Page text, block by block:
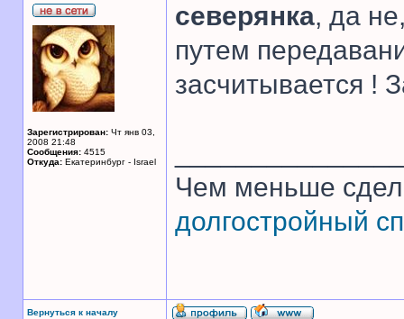
Зарегистрирован: Чт янв 03,
2008 21:48
Сообщения: 4515
Откуда: Екатеринбург - Israel
северянка, да
путем
засчитывается !
Чем меньше
долгостройный
Вернуться к началу